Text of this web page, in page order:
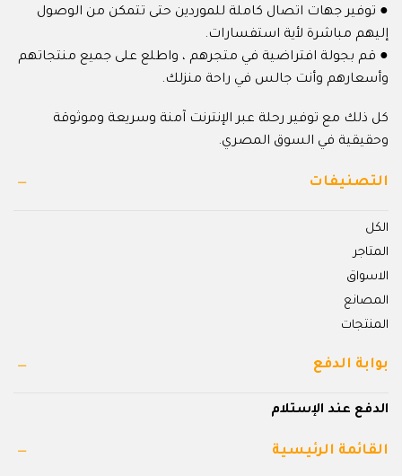
● توفير جهات اتصال كاملة للموردين حتى تتمكن من الوصول
إليهم مباشرة لأية استفسارات.
● قم بجولة افتراضية في متجرهم ، واطلع على جميع منتجاتهم
وأسعارهم وأنت جالس في راحة منزلك.
كل ذلك مع توفير رحلة عبر الإنترنت آمنة وسريعة وموثوقة
وحقيقية في السوق المصري.
التصنيفات
الكل
المتاجر
الاسواق
المصانع
المنتجات
بوابة الدفع
الدفع عند الإستلام
القائمة الرئيسية